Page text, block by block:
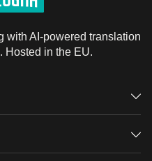
with AI-powered translation
Hosted in the EU.